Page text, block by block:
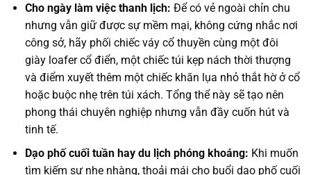
Cho ngày làm việc thanh lịch: Để có vẻ ngoài chỉn chu
nhưng vẫn giữ được sự mềm mại, không cứng nhắc nơi
công sở, hãy phối chiếc váy cổ thuyền cùng một đôi
giày loafer cổ điển, một chiếc túi kẹp nách thời thượng
và điểm xuyết thêm một chiếc khăn lụa nhỏ thắt hờ ở cổ
hoặc buộc nhẹ trên túi xách. Tổng thể này sẽ tạo nên
phong thái chuyên nghiệp nhưng vẫn đầy cuốn hút và
tinh tế.
Dạo phố cuối tuần hay du lịch phóng khoáng: Khi muốn
tìm kiếm sự nhẹ nhàng, thoải mái cho buổi dạo phố cuối